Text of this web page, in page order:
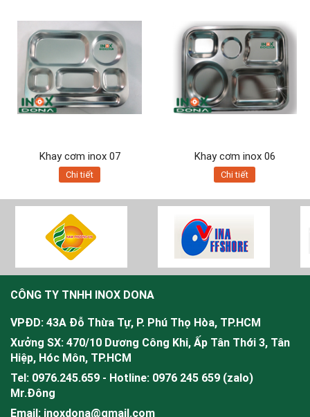
Khay cơm inox 07
Chi tiết
Khay cơm inox 06
Chi tiết
CÔNG TY TNHH INOX DONA
VPĐD: 43A Đỗ Thừa Tự, P. Phú Thọ Hòa, TP.HCM
Xưởng SX: 470/10 Dương Công Khi, Ấp Tân Thới 3, Tân
Hiệp, Hóc Môn, TP.HCM
Tel: 0976.245.659 - Hotline: 0976 245 659 (zalo)
Mr.Đông
Email: inoxdona@gmail.com